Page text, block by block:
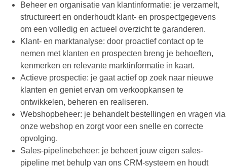
Beheer en organisatie van klantinformatie: je verzamelt,
structureert en onderhoudt klant- en prospectgegevens
om een volledig en actueel overzicht te garanderen.
Klant- en marktanalyse: door proactief contact op te
nemen met klanten en prospecten breng je behoeften,
kenmerken en relevante marktinformatie in kaart.
Actieve prospectie: je gaat actief op zoek naar nieuwe
klanten en geniet ervan om verkoopkansen te
ontwikkelen, beheren en realiseren.
Webshopbeheer: je behandelt bestellingen en vragen via
onze webshop en zorgt voor een snelle en correcte
opvolging.
Sales-pipelinebeheer: je beheert jouw eigen sales-
pipeline met behulp van ons CRM-systeem en houdt